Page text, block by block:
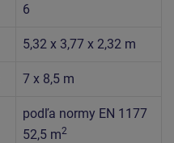
6
5,32 x 3,77 x 2,32 m
7 x 8,5 m
podľa normy EN 1177
52,5 m2